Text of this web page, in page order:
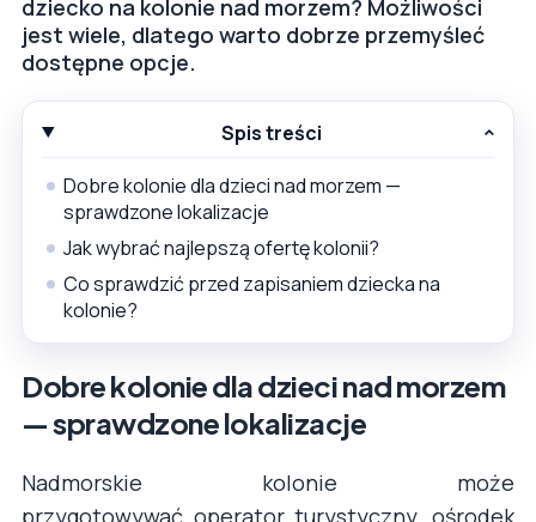
dziecko na kolonie nad morzem? Możliwości
jest wiele, dlatego warto dobrze przemyśleć
dostępne opcje.
Spis treści
Dobre kolonie dla dzieci nad morzem —
sprawdzone lokalizacje
Jak wybrać najlepszą ofertę kolonii?
Co sprawdzić przed zapisaniem dziecka na
kolonie?
Dobre kolonie dla dzieci nad morzem
— sprawdzone lokalizacje
Nadmorskie kolonie może
przygotowywać operator turystyczny, ośrodek